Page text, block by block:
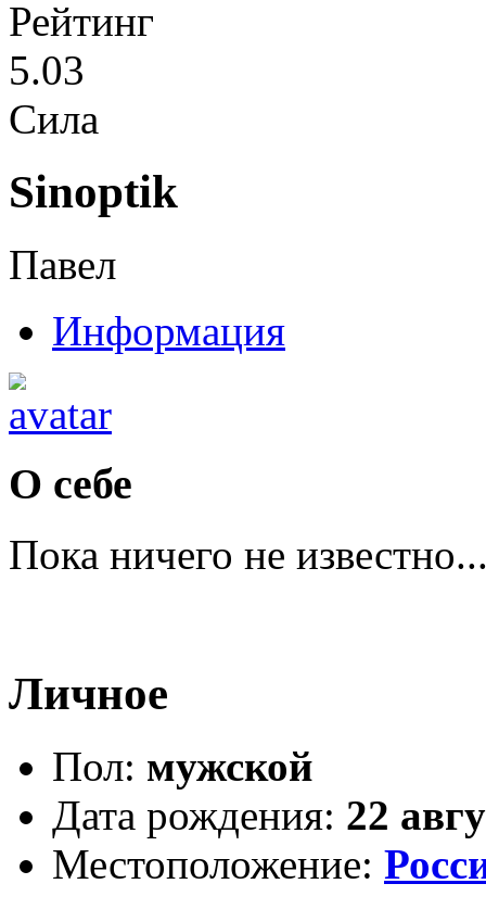
Рейтинг
5.03
Сила
Sinoptik
Павел
Информация
О себе
Пока ничего не
Личное
Пол: мужской
Дата рождения: 22
Местоположение: